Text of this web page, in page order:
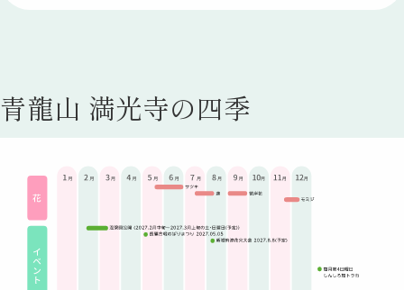
青龍山 満光寺の四季